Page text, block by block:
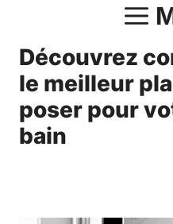
contenu
Découvrez
le meilleur
poser pour
bain